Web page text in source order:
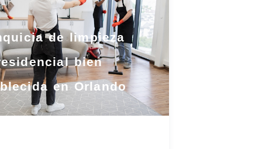
de limpieza
bien
en Orlando